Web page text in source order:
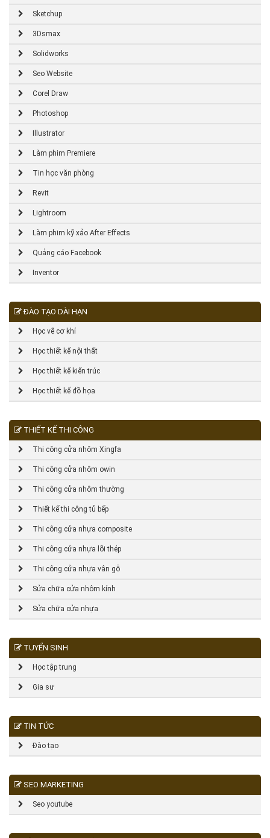
Sketchup
3Dsmax
Solidworks
Seo Website
Corel Draw
Photoshop
Illustrator
Làm phim Premiere
Tin học văn phòng
Revit
Lightroom
Làm phim kỹ xảo After Effects
Quảng cáo Facebook
Inventor
ĐÀO TẠO DÀI HẠN
Học vẽ cơ khí
Học thiết kế nội thất
Học thiết kế kiến trúc
Học thiết kế đồ họa
THIẾT KẾ THI CÔNG
Thi công cửa nhôm Xingfa
Thi công cửa nhôm owin
Thi công cửa nhôm thường
Thiết kế thi công tủ bếp
Thi công cửa nhựa composite
Thi công cửa nhựa lõi thép
Thi công cửa nhựa vân gỗ
Sửa chữa cửa nhôm kính
Sửa chữa cửa nhựa
TUYỂN SINH
Học tập trung
Gia sư
TIN TỨC
Đào tạo
SEO MARKETING
Seo youtube